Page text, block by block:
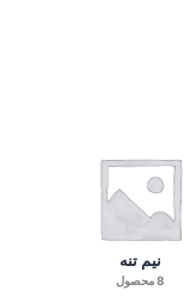
نیم تنه
8 محصول